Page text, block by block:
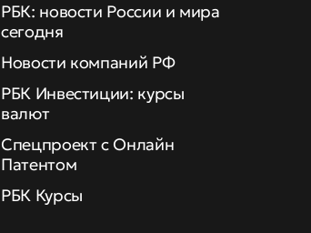
РБК: новости России и мира
сегодня
Новости компаний РФ
РБК Инвестиции: курсы
валют
Спецпроект с Онлайн
Патентом
РБК Курсы